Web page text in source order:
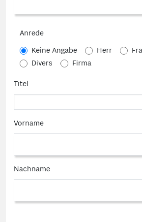
Anrede
Keine Angabe Herr
Divers
Firma
Titel
Vorname
Nachname